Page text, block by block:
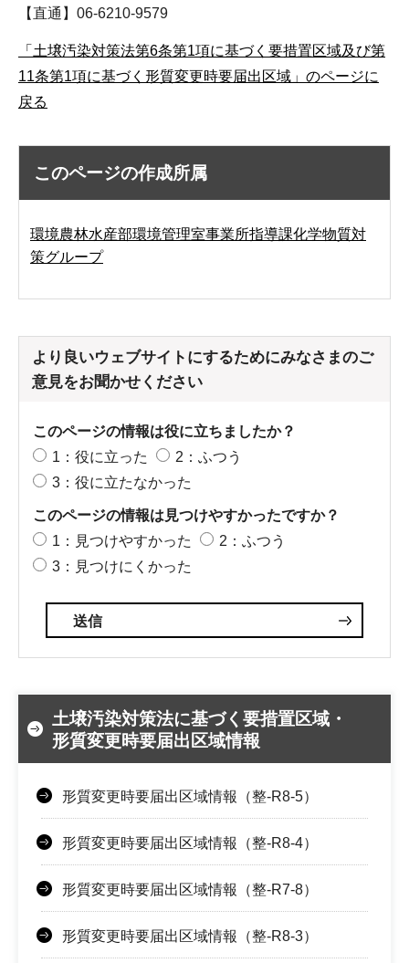
【直通】06-6210-9579
「土壌汚染対策法第6条第1項に基づく要措置区域及び第
11条第1項に基づく形質変更時要届出区域」のページに
戻る
このページの作成所属
環境農林水産部環境管理室事業所指導課化学物質対
策グループ
より良いウェブサイトにするためにみなさまのご
意見をお聞かせください
このページの情報は役に立ちましたか？
1：役に立った
2：ふつう
3：役に立たなかった
このページの情報は見つけやすかったですか？
1：見つけやすかった
2：ふつう
3：見つけにくかった
土壌汚染対策法に基づく要措置区域・
形質変更時要届出区域情報
形質変更時要届出区域情報（整-R8-5）
形質変更時要届出区域情報（整-R8-4）
形質変更時要届出区域情報（整-R7-8）
形質変更時要届出区域情報（整-R8-3）